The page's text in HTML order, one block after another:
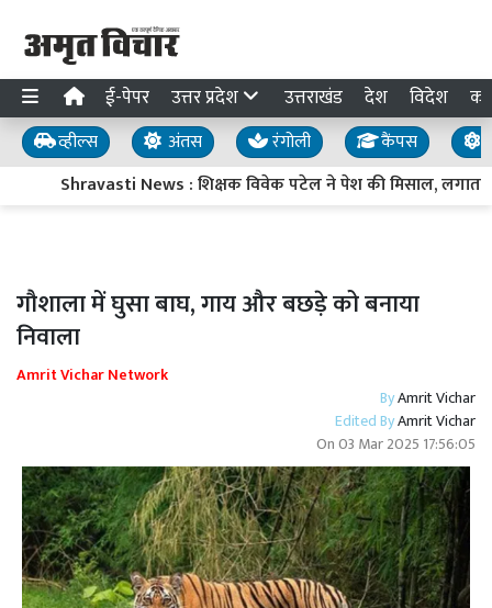
ई-पेपर उत्तर प्रदेश उत्तराखंड देश विदेश
व्हील्स अंतस रंगोली कैंपस
Shravasti News : शिक्षक विवेक पटेल ने पेश की मिसाल, लगातार
गौशाला में घुसा बाघ, गाय और बछड़े को बनाया
निवाला
Amrit Vichar Network
ByAmrit Vichar
Edited ByAmrit Vichar
On03 Mar 2025 17:56:05